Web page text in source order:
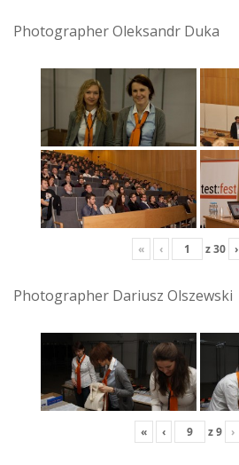
Photographer Oleksandr Duka
« ‹ z30 ›
Photographer Dariusz Olszewski
« ‹ z9 ›